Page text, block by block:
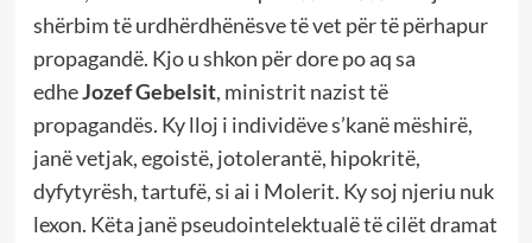
shërbim të urdhërdhënësve të vet për të përhapur
propagandë. Kjo u shkon për dore po aq sa
edheJozef Gebelsit, ministrit nazist të
propagandës. Ky lloj i individëve s’kanë mëshirë,
janë vetjak, egoistë, jotolerantë, hipokritë,
dyfytyrësh, tartufë, si ai i Molerit. Ky soj njeriu nuk
lexon. Këta janë pseudointelektualë të cilët dramat